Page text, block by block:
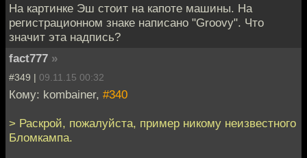
На картинке Эш стоит на капоте машины. На
регистрационном знаке написано "Groovy". Что
значит эта надпись?
fact777 »
#349 | 09.11.15 00:32
Кому: kombainer, #340
> Раскрой, пожалуйста, пример никому неизвестного
Бломкампа.